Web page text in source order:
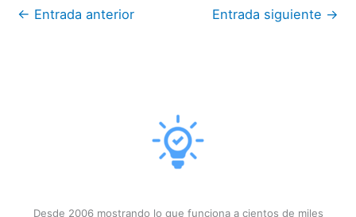
← Entrada anterior Entrada siguiente →
Desde 2006 mostrando lo que funciona a cientos de miles